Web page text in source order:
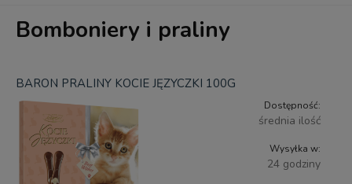
Bomboniery i praliny
BARON PRALINY KOCIE JĘZYCZKI 100G
Dostępność:
średnia ilość
Wysyłka w:
24 godziny